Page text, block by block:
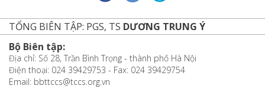
TỔNG BIÊN TẬP: PGS, TS DƯƠNG TRUNG Ý
Bộ Biên tập:
Địa chỉ: Số 28, Trần Bình Trọng - thành phố Hà Nội
Điện thoại: 024 39429753 - Fax: 024 39429754
Email: bbttccs@tccs.org.vn